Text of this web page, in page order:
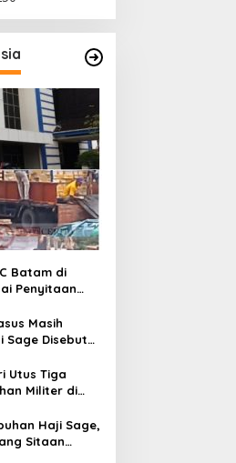
Batam di
Penyitaan
Masih
Sage Disebut
Utus Tiga
Militer di
Haji Sage,
Sitaan